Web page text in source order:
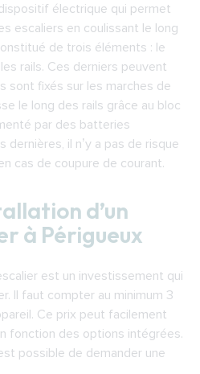
électrique qui permet
escaliers en coulissant le long
de trois éléments : le
rails. Ces derniers peuvent
sont fixés sur les marches de
le long des rails grâce au bloc
par des batteries
dernières, il n’y a pas de risque
cas de coupure de courant.
d’un
à Périgueux
est un investissement qui
Il faut compter au minimum 3
Ce prix peut facilement
fonction des options intégrées.
possible de demander une